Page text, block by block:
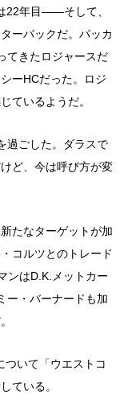
22年目――そして、
ーバックだ。パッカ
てきたロジャースだ
ーHCだった。ロジ
ているようだ。
過ごした。ダラスで
ど、今は呼び方が変
たなターゲットが加
コルツとのトレード
ンはD.K.メットカー
ー・バーナードも加
ついて「ウエストコ
ている。